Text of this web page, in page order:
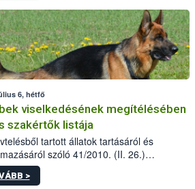
6, hétfő
viselkedésének megítélésében
szakértők listája
tartott állatok tartásáról és
szóló 41/2010. (II. 26.)
szabályozza az eb okozta fizikai
illetve ennek veszélye keletkezésekor
>